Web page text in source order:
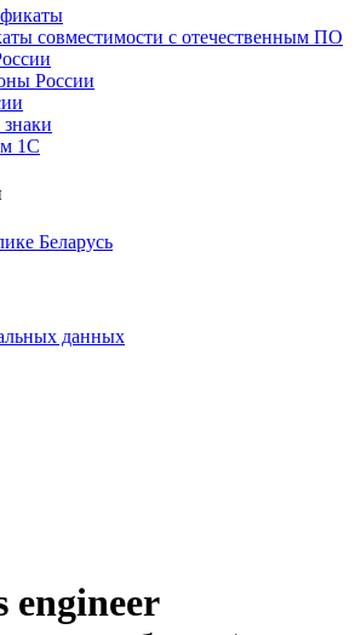
совместимости с отечественным ПО
России
1С
Беларусь
данных
engineer